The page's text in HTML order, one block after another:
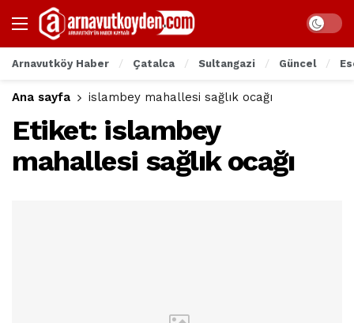
Arnavutköy Haber Çatalca Sultangazi Güncel
Ana sayfa islambey mahallesi sağlık ocağı
Etiket: islambey
mahallesi sağlık ocağı